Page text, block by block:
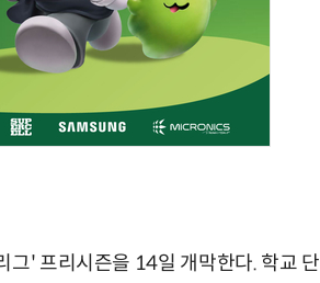
' 프리시즌을 14일 개막한다. 학교 단